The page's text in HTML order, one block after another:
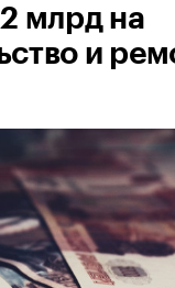
млрд на
и